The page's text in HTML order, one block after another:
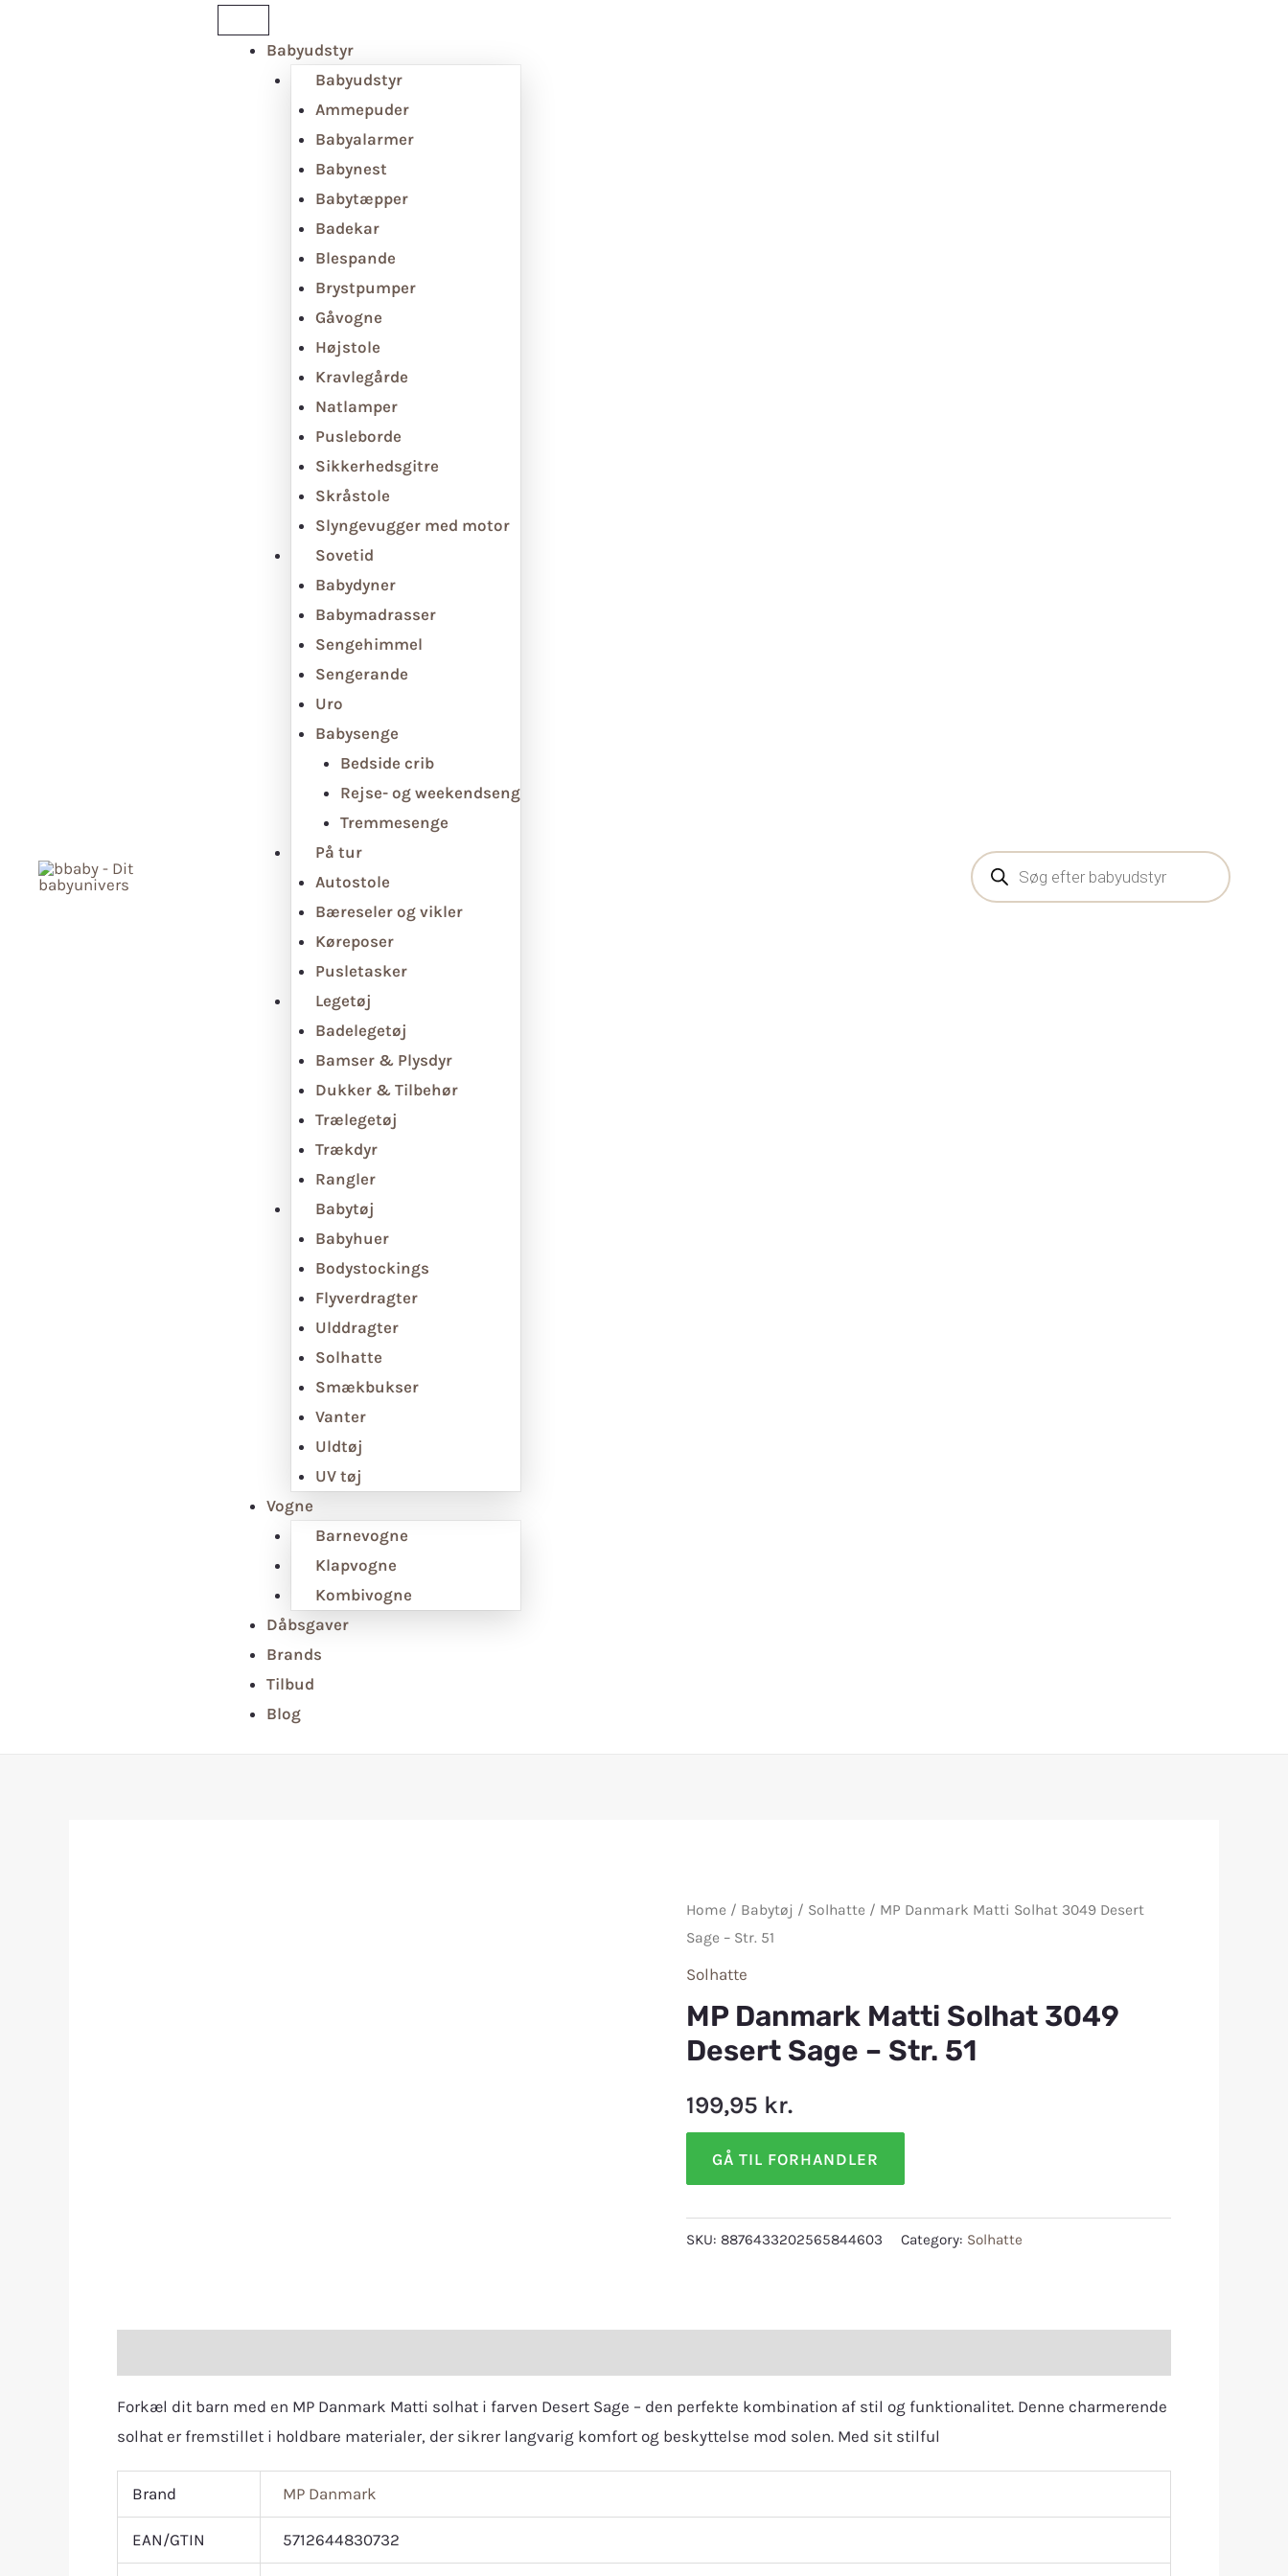
Babyudstyr
Babyudstyr
Ammepuder
Babyalarmer
Babynest
Babytæpper
Badekar
Blespande
Brystpumper
Gåvogne
Højstole
Kravlegårde
Natlamper
Pusleborde
Sikkerhedsgitre
Skråstole
Slyngevugger med motor
Sovetid
Babydyner
Babymadrasser
Sengehimmel
Sengerande
Uro
Babysenge
Bedside crib
Rejse- og weekendseng
Tremmesenge
På tur
Autostole
Bæreseler og vikler
Køreposer
Pusletasker
Legetøj
Badelegetøj
Bamser & Plysdyr
Dukker & Tilbehør
Trælegetøj
Trækdyr
Rangler
Babytøj
Babyhuer
Bodystockings
Flyverdragter
Ulddragter
Solhatte
Smækbukser
Vanter
Uldtøj
UV tøj
Vogne
Barnevogne
Klapvogne
Kombivogne
Dåbsgaver
Brands
Tilbud
Blog
Home / Babytøj / Solhatte / MP Danmark Matti Solhat 3049 Desert
Sage – Str. 51
Solhatte
MP Danmark Matti Solhat 3049
Desert Sage – Str. 51
199,95 kr.
GÅ TIL FORHANDLER
SKU: 8876433202565844603 Category: Solhatte
Forkæl dit barn med en MP Danmark Matti solhat i farven Desert Sage – den perfekte kombination af stil og funktionalitet. Denne charmerende
solhat er fremstillet i holdbare materialer, der sikrer langvarig komfort og beskyttelse mod solen. Med sit stilful
Brand MP Danmark
EAN/GTIN 5712644830732